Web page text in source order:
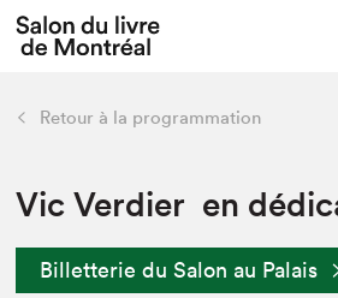
Tout sur l'édition 2022
Actualités
Vidéos et Balados
retour
Édition 2022
Liens pratiques
Retour à la programmation
Vic Verdier en
Billetterie du Salon au Palais